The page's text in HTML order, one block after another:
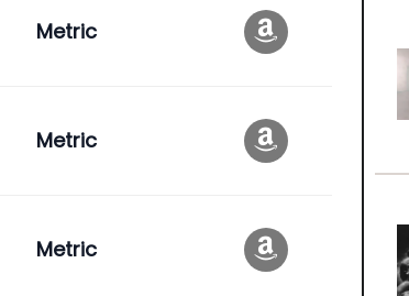
Metric
Metric
Metric